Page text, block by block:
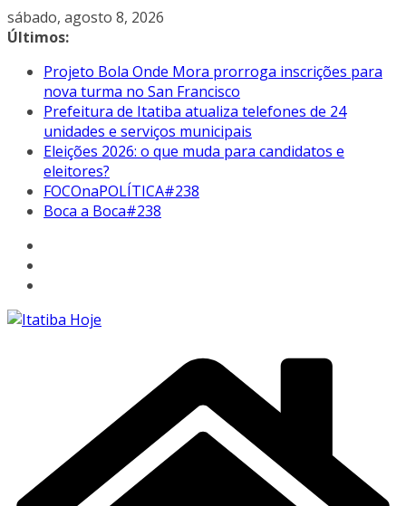
Pular
para
conteúdo
sábado, agosto 8, 2026
Últimos:
Projeto Bola Onde Mora prorroga inscrições para
nova turma no San Francisco
Prefeitura de Itatiba atualiza telefones de 24
unidades e serviços municipais
Eleições 2026: o que muda para candidatos e
eleitores?
FOCOnaPOLÍTICA#238
Boca a Boca#238